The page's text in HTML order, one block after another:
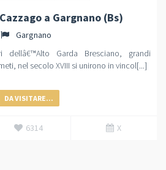
a Gargnano (Bs)
Gargnano
Garda Bresciano, grandi
nel secolo XVIII si unirono in vincol[...]
DA VISITARE...
6314 X